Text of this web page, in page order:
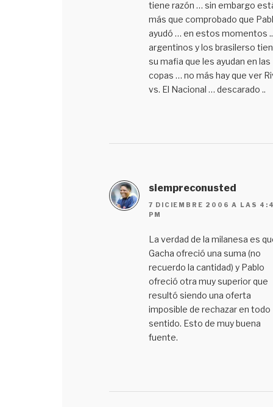
tiene razón … sin embargo
más que comprobado que
ayudó … en estos momentos
argentinos y los brasilerso
su mafia que les ayudan en las
copas … no más hay que ver
vs. El Nacional … descarado ..
siempreconusted
7 DICIEMBRE 2006 A LAS
PM
La verdad de la milanesa es
Gacha ofreció una suma (no
recuerdo la cantidad) y Pablo
ofreció otra muy superior que
resultó siendo una oferta
imposible de rechazar en todo
sentido. Esto de muy buena
fuente.